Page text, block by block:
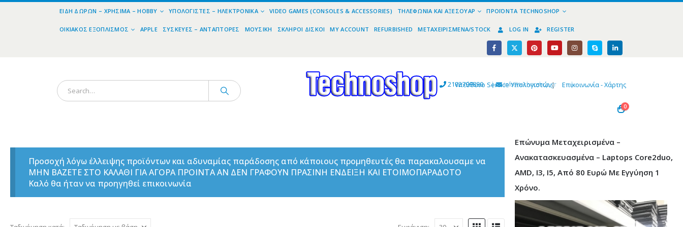
ΕΊΔΗ ΔΏΡΩΝ – ΧΡΉΣΙΜΑ – HOBBY ΥΠΟΛΟΓΙΣΤΈΣ – ΗΛΕΚΤΡΟΝΙΚΆ VIDEO GAMES (CONSOLES & ACCESSORIES) ΤΗΛΕΦΩΝΊΑ ΚΑΙ ΑΞΕΣΟΥΆΡ ΠΡΟΪΌΝΤΑ TECHNOSHOP
ΟΙΚΙΑΚΌΣ ΕΞΟΠΛΙΣΜΌΣ APPLE ΣΥΣΚΕΥΈΣ – ΑΝΤΆΠΤΟΡΕΣ ΜΟΥΣΙΚΉ ΣΚΛΗΡΟΊ ΔΊΣΚΟΙ MY ACCOUNT REFURBISHED ΜΕΤΑΧΕΙΡΙΣΜΈΝΑ/STOCK LOG IN REGISTER
2102799890 | info@technoshop,gr |
Υπεύθυνο Service Υπολογιστών| Επικοινωνία - Χάρτης
0
Προσοχή λόγω έλλειψης προϊόντων και αδυναμίας παράδοσης από κάποιους προμηθευτές θα παρακαλουσαμε να
ΜΗΝ ΒΑΖΕΤΕ ΣΤΟ ΚΑΛΑΘΙ ΓΙΑ ΑΓΟΡΑ ΠΡΟΙΝΤΑ ΑΝ ΔΕΝ ΓΡΑΦΟΥΝ ΠΡΑΣΙΝΗ ΕΝΔΕΙΞΗ ΚΑΙ ΕΤΟΙΜΟΠΑΡΑΔΟΤΟ
Καλό θα ήταν να προηγηθεί επικοινωνία
Επώνυμα Μεταχειρισμένα –
Ανακατασκευασμένα – Laptops Core2duo,
AMD, I3, I5, Από 80 Ευρώ Με Εγγύηση 1
Χρόνο.